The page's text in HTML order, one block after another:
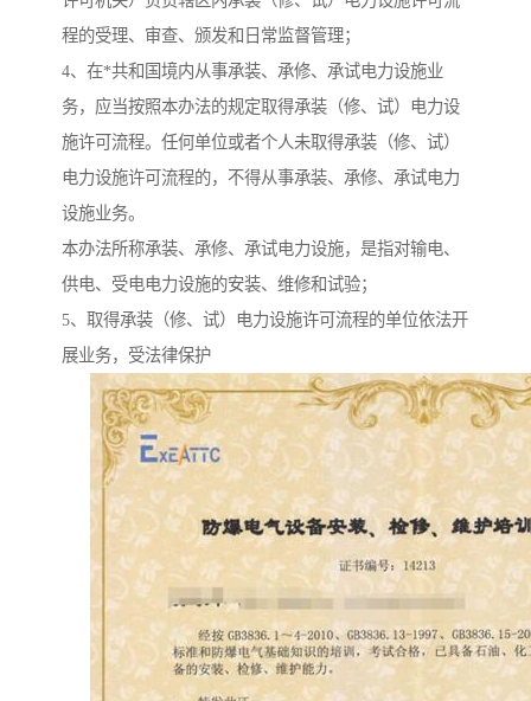
程的受理、审查、颁发和日常监督管理；
4、在*共和国境内从事承装、承修、承试电力设施业
务，应当按照本办法的规定取得承装（修、试）电力设
施许可流程。任何单位或者个人未取得承装（修、试）
电力设施许可流程的，不得从事承装、承修、承试电力
设施业务。
本办法所称承装、承修、承试电力设施，是指对输电、
供电、受电电力设施的安装、维修和试验；
5、取得承装（修、试）电力设施许可流程的单位依法开
展业务，受法律保护